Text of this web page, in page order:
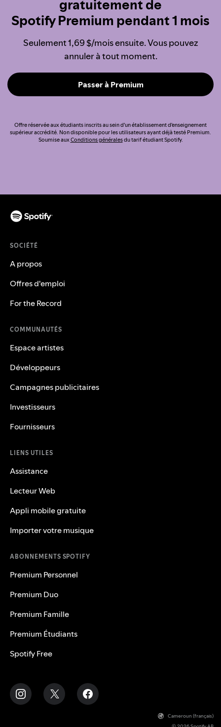
gratuitement de
Spotify Premium pendant 1 mois
Seulement 1,69 $/mois ensuite. Vous pouvez
annuler à tout moment.
Passer à Premium
Offre réservée aux étudiants inscrits au sein d'un établissement d'enseignement
supérieur accrédité. Non disponible pour les utilisateurs ayant déjà testé Premium.
Soumise auxConditions généralesdu tarif étudiant Spotify.
SOCIÉTÉ
A propos
Offres d'emploi
For the Record
COMMUNAUTÉS
Espace artistes
Développeurs
Campagnes publicitaires
Investisseurs
Fournisseurs
LIENS UTILES
Assistance
Lecteur Web
Appli mobile gratuite
Importer votre musique
ABONNEMENTS SPOTIFY
Premium Personnel
Premium Duo
Premium Famille
Premium Étudiants
Spotify Free
Cameroun (français)